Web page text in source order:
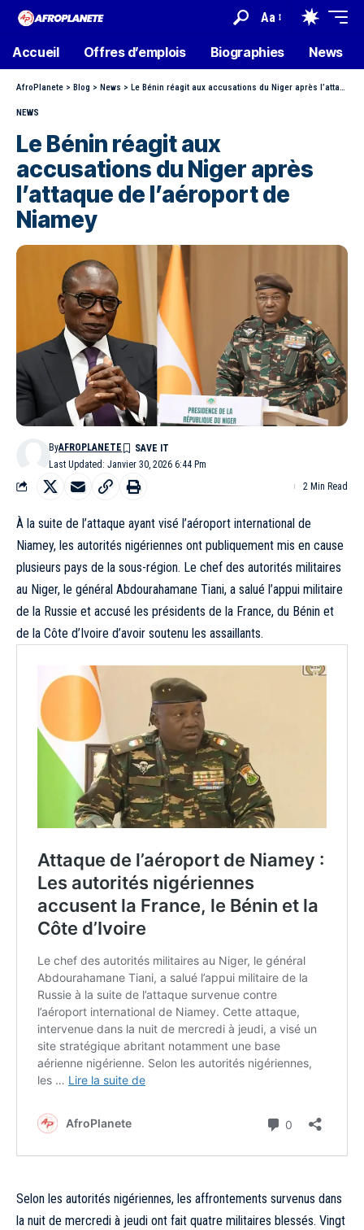
Aa
Accueil Offres d’emplois Biographies News
AfroPlanete > Blog > News > Le Bénin réagit aux accusations du Niger après l’attaque de l’aéroport de Niamey
NEWS
Le Bénin réagit aux
accusations du Niger après
l’attaque de l’aéroport de
Niamey
Last Updated: Janvier 30, 2026 6:44 Pm
ByAFROPLANETE
2 Min Read
À la suite de l’attaque ayant visé l’aéroport international de
Niamey, les autorités nigériennes ont publiquement mis en cause
plusieurs pays de la sous-région. Le chef des autorités militaires
au Niger, le général Abdourahamane Tiani, a salué l’appui militaire
de la Russie et accusé les présidents de la France, du Bénin et
de la Côte d’Ivoire d’avoir soutenu les assaillants.
Selon les autorités nigériennes, les affrontements survenus dans
la nuit de mercredi à jeudi ont fait quatre militaires blessés. Vingt